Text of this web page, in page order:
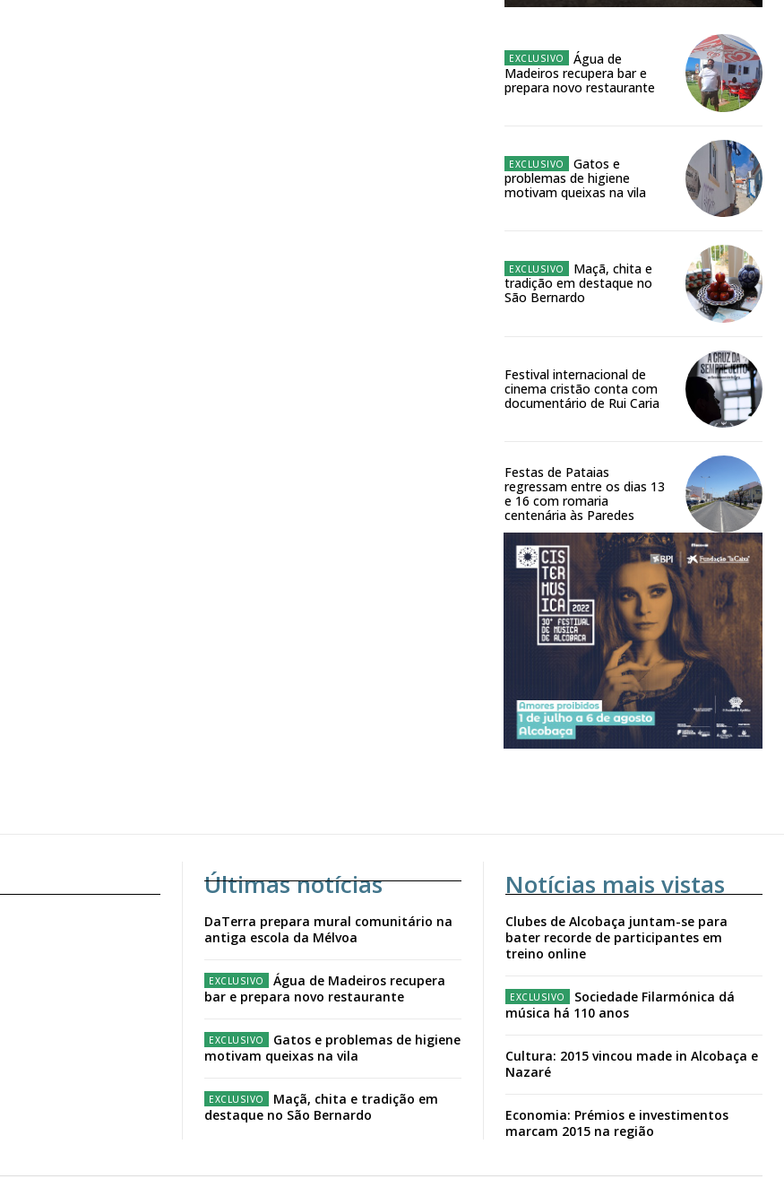
Água de
Madeiros recupera bar e
prepara novo restaurante
Gatos e
problemas de higiene
motivam queixas na vila
Maçã, chita e
tradição em destaque no
São Bernardo
Festival internacional de
cinema cristão conta com
documentário de Rui Caria
Festas de Pataias
regressam entre os dias 13
e 16 com romaria
centenária às Paredes
Últimas notícias
DaTerra prepara mural comunitário na
antiga escola da Mélvoa
Água de Madeiros recupera
bar e prepara novo restaurante
Gatos e problemas de higiene
motivam queixas na vila
Maçã, chita e tradição em
destaque no São Bernardo
Notícias mais vistas
Clubes de Alcobaça juntam-se para
bater recorde de participantes em
treino online
Sociedade Filarmónica dá
música há 110 anos
Cultura: 2015 vincou made in Alcobaça e
Nazaré
Economia: Prémios e investimentos
marcam 2015 na região